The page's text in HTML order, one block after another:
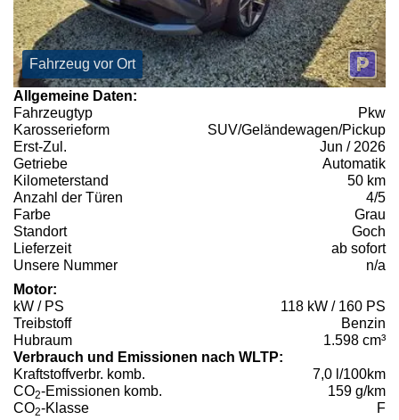
Fahrzeug vor Ort
Allgemeine Daten:
Fahrzeugtyp
Pkw
Karosserieform
SUV/Geländewagen/Pickup
Erst-Zul.
Jun / 2026
Getriebe
Automatik
Kilometerstand
50 km
Anzahl der Türen
4/5
Farbe
Grau
Standort
Goch
Lieferzeit
ab sofort
Unsere Nummer
n/a
Motor:
kW / PS
118 kW / 160 PS
Treibstoff
Benzin
Hubraum
1.598 cm³
Verbrauch und Emissionen nach WLTP:
Kraftstoffverbr. komb.
7,0 l/100km
CO2-Emissionen komb.
159 g/km
CO2-Klasse F